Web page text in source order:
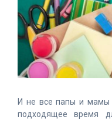
И не все папы и мамы
подходящее время